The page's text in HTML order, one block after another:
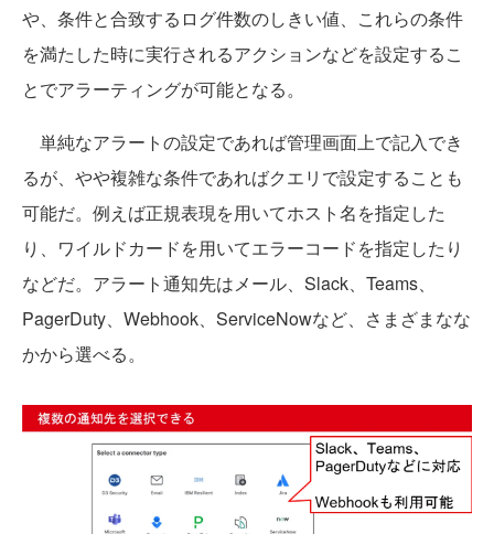
や、条件と合致するログ件数のしきい値、これらの条件
を満たした時に実行されるアクションなどを設定するこ
とでアラーティングが可能となる。
単純なアラートの設定であれば管理画面上で記入でき
るが、やや複雑な条件であればクエリで設定することも
可能だ。例えば正規表現を用いてホスト名を指定した
り、ワイルドカードを用いてエラーコードを指定したり
などだ。アラート通知先はメール、Slack、Teams、
PagerDuty、Webhook、ServiceNowなど、さまざまなな
かから選べる。